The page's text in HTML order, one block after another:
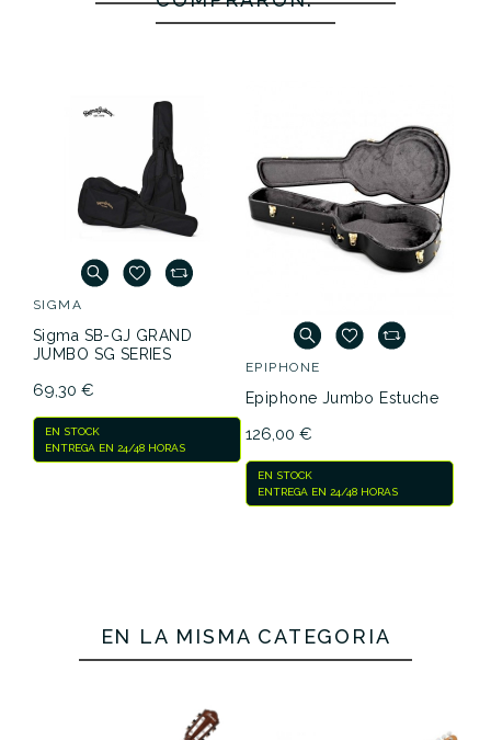
SIGMA
Sigma SB-GJ GRAND
JUMBO SG SERIES
69,30 €
EN STOCK
ENTREGA EN 24/48 HORAS
EPIPHONE
Epiphone Jumbo Estuche
126,00 €
EN STOCK
ENTREGA EN 24/48 HORAS
EN LA MISMA CATEGORÍA